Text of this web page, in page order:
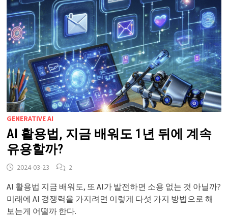
GENERATIVE AI
AI 활용법, 지금 배워도 1년 뒤에 계속
유용할까?
2024-03-23 2
AI 활용법 지금 배워도, 또 AI가 발전하면 소용 없는 것 아닐까?
미래에 AI 경쟁력을 가지려면 이렇게 다섯 가지 방법으로 해
보는게 어떨까 한다.